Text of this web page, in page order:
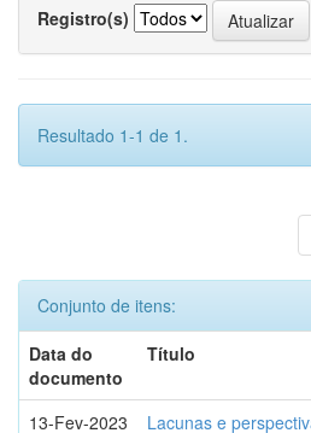
Registro(s)
Resultado 1-1 de 1.
Conjunto de itens:
Data do
documento
Título
13-Fev-2023
Lacunas e